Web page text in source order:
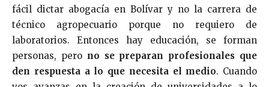
fácil dictar abogacía en Bolívar y no la carrera de
técnico agropecuario porque no requiero de
laboratorios. Entonces hay educación, se forman
personas, pero no se preparan profesionales que
den respuesta a lo que necesita el medio. Cuando